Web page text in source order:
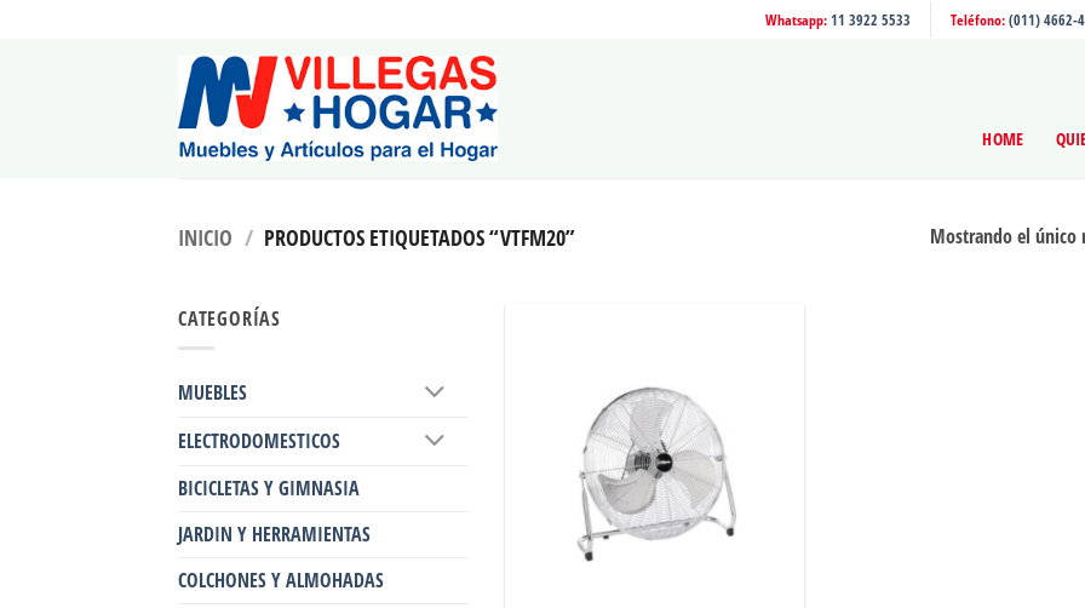
Whatsapp:11 3922 5533 Teléfono:(011) 4662-
HOME
INICIO / PRODUCTOS ETIQUETADOS “VTFM20” Mostrando el único
CATEGORÍAS
MUEBLES
ELECTRODOMESTICOS
BICICLETAS Y GIMNASIA
JARDIN Y HERRAMIENTAS
COLCHONES Y ALMOHADAS